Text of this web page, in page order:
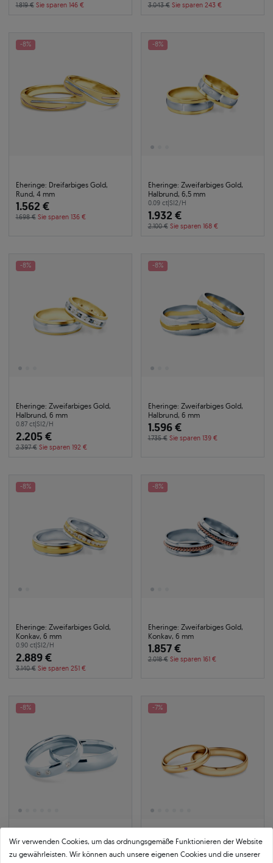
1.819 € Sie sparen 146 € 3.043 € Sie sparen 243 €
-8%
Eheringe: Dreifarbiges Gold,
Rund, 4 mm
1.562 €
1.698 € Sie sparen 136 €
-8%
Eheringe: Zweifarbiges Gold,
Halbrund, 6,5 mm
0.09 ct|SI2/H
1.932 €
2.100 € Sie sparen 168 €
-8%
Eheringe: Zweifarbiges Gold,
Halbrund, 6 mm
0.87 ct|SI2/H
2.205 €
2.397 € Sie sparen 192 €
-8%
Eheringe: Zweifarbiges Gold,
Halbrund, 6 mm
1.596 €
1.735 € Sie sparen 139 €
-8%
Eheringe: Zweifarbiges Gold,
Konkav, 6 mm
0.90 ct|SI2/H
2.889 €
3.140 € Sie sparen 251 €
-8%
Eheringe: Zweifarbiges Gold,
Konkav, 6 mm
1.857 €
2.018 € Sie sparen 161 €
-8%
Eheringe: Weißgold, Halbrund, 4
mm
-7%
Eheringe Fairytale: Gold, Saphir,
Halbrund, 3 mm und 4 mm
Wir verwenden Cookies, um das ordnungsgemäße Funktionieren der Website
zu gewährleisten. Wir können auch unsere eigenen Cookies und die unserer